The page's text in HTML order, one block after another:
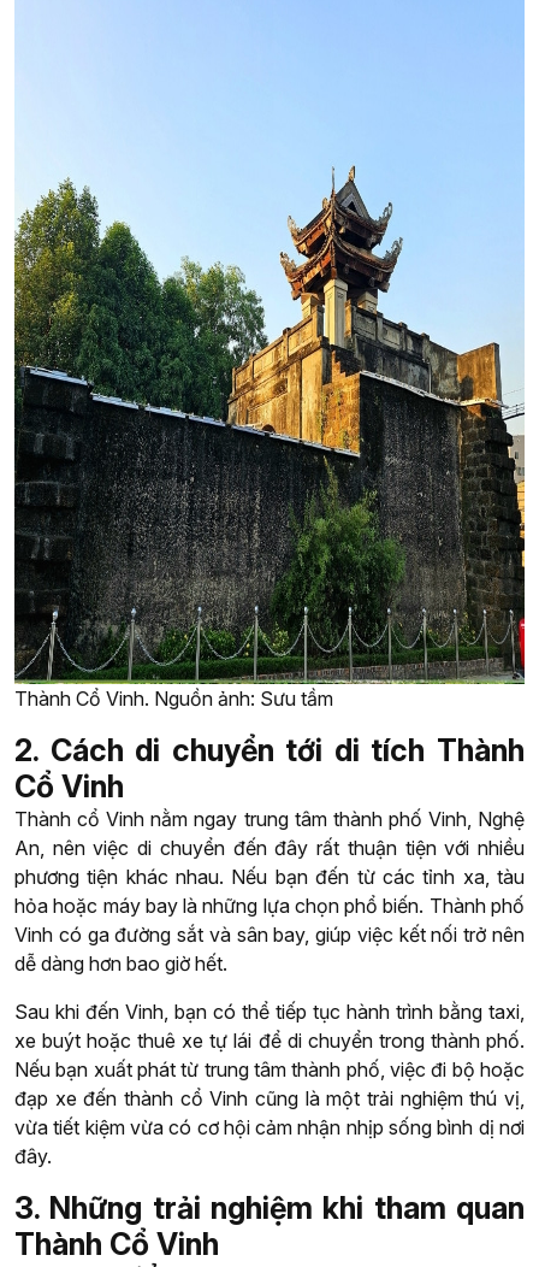
Thành Cổ Vinh. Nguồn ảnh: Sưu tầm
2. Cách di chuyển tới di tích Thành
Cổ Vinh
Thành cổ Vinh nằm ngay trung tâm thành phố Vinh, Nghệ
An, nên việc di chuyển đến đây rất thuận tiện với nhiều
phương tiện khác nhau. Nếu bạn đến từ các tỉnh xa, tàu
hỏa hoặc máy bay là những lựa chọn phổ biến. Thành phố
Vinh có ga đường sắt và sân bay, giúp việc kết nối trở nên
dễ dàng hơn bao giờ hết.
Sau khi đến Vinh, bạn có thể tiếp tục hành trình bằng taxi,
xe buýt hoặc thuê xe tự lái để di chuyển trong thành phố.
Nếu bạn xuất phát từ trung tâm thành phố, việc đi bộ hoặc
đạp xe đến thành cổ Vinh cũng là một trải nghiệm thú vị,
vừa tiết kiệm vừa có cơ hội cảm nhận nhịp sống bình dị nơi
đây.
3. Những trải nghiệm khi tham quan
Thành Cổ Vinh